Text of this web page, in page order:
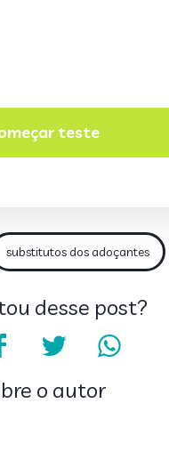
substitutos dos adoçantes
desse post?
o autor